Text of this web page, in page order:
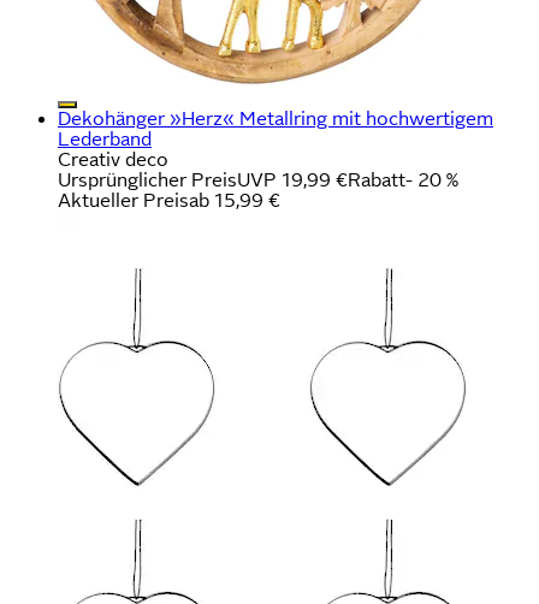
Dekohänger »Herz« Metallring mit hochwertigem
Lederband
Creativ deco
Ursprünglicher PreisUVP 19,99 €Rabatt- 20 %
Aktueller Preisab 15,99 €